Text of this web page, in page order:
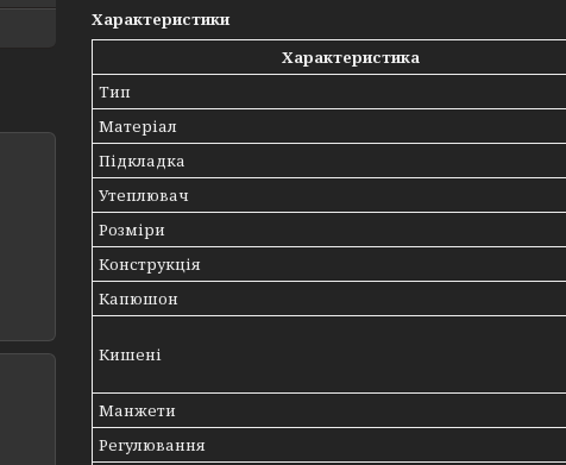
Характеристики
Характеристика
Тип
Матеріал
Підкладка
Утеплювач
Розміри
Конструкція
Капюшон
Кишені
Манжети
Регулювання